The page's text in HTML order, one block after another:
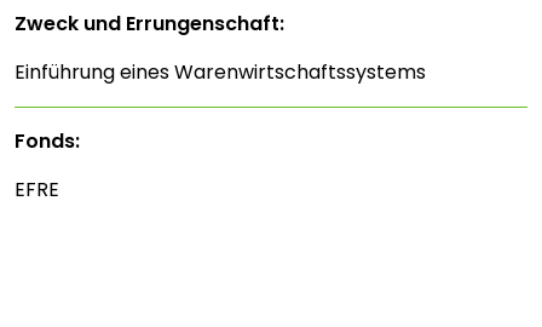
Zweck und Errungenschaft:
Einführung eines Warenwirtschaftssystems
Fonds:
EFRE